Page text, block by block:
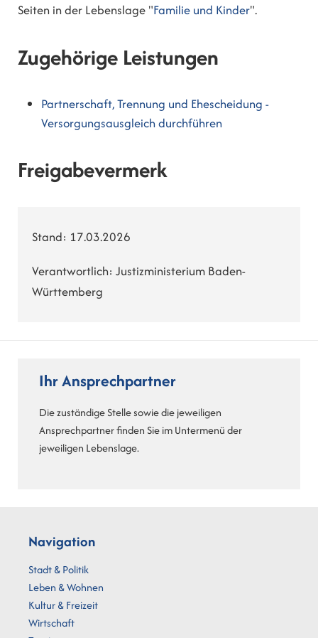
Seiten in der Lebenslage "Familie und Kinder".
Zugehörige Leistungen
Partnerschaft, Trennung und Ehescheidung -
Versorgungsausgleich durchführen
Freigabevermerk
Stand: 17.03.2026
Verantwortlich: Justizministerium Baden-
Württemberg
Ihr Ansprechpartner
Die zuständige Stelle sowie die jeweiligen
Ansprechpartner finden Sie im Untermenü der
jeweiligen Lebenslage.
Navigation
Stadt & Politik
Leben & Wohnen
Kultur & Freizeit
Wirtschaft